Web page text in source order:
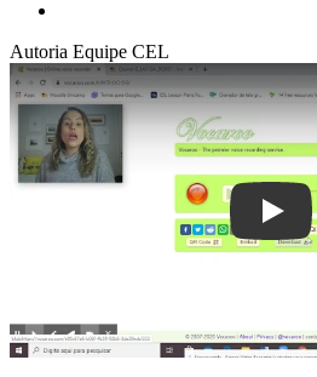
Autoria Equipe CEL
Play